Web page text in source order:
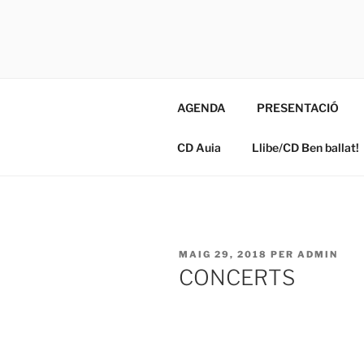
AGENDA PRESENTACIÓ
CD Auia Llibe/CD Ben ballat!
PUBLICAT
A
MAIG 29, 2018 PER ADMIN
CONCERTS